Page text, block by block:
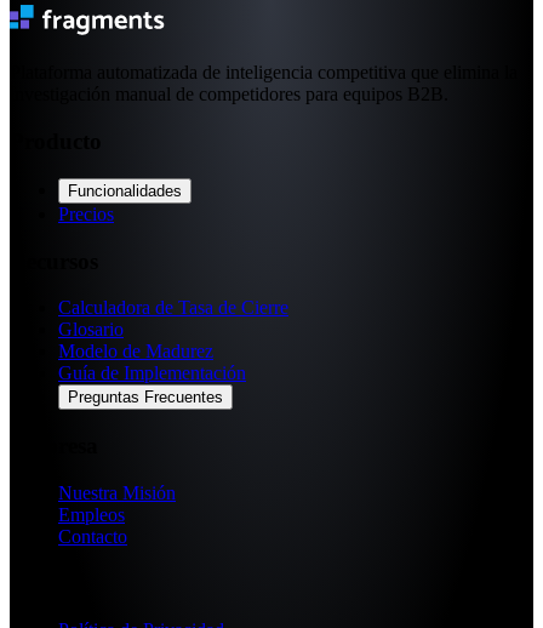
Plataforma automatizada de inteligencia competitiva que elimina la
investigación manual de competidores para equipos B2B.
Funcionalidades
Precios
Calculadora de Tasa de Cierre
Glosario
Modelo de Madurez
Guía de Implementación
Preguntas Frecuentes
Nuestra Misión
Empleos
Contacto